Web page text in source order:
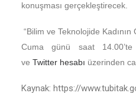
konuşması gerçekleştirecek.
“Bilim ve Teknolojide Kadının
Cuma günü saat
ve Twitter hesabı üzerinden
Kaynak: https://